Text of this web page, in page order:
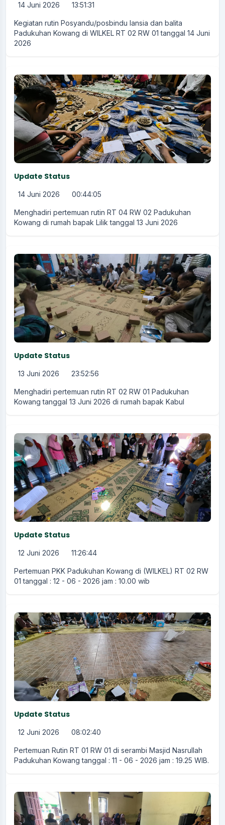
14 Juni 2026 13:51:31
Kegiatan rutin Posyandu/posbindu lansia dan balita
Padukuhan Kowang di WILKEL RT 02 RW 01 tanggal 14 Juni
2026
Update Status
14 Juni 2026 00:44:05
Menghadiri pertemuan rutin RT 04 RW 02 Padukuhan
Kowang di rumah bapak Lilik tanggal 13 Juni 2026
Update Status
13 Juni 2026 23:52:56
Menghadiri pertemuan rutin RT 02 RW 01 Padukuhan
Kowang tanggal 13 Juni 2026 di rumah bapak Kabul
Update Status
12 Juni 2026 11:26:44
Pertemuan PKK Padukuhan Kowang di (WILKEL) RT 02 RW
01 tanggal : 12 - 06 - 2026 jam : 10.00 wib
Update Status
12 Juni 2026 08:02:40
Pertemuan Rutin RT 01 RW 01 di serambi Masjid Nasrullah
Padukuhan Kowang tanggal : 11 - 06 - 2026 jam : 19.25 WIB.